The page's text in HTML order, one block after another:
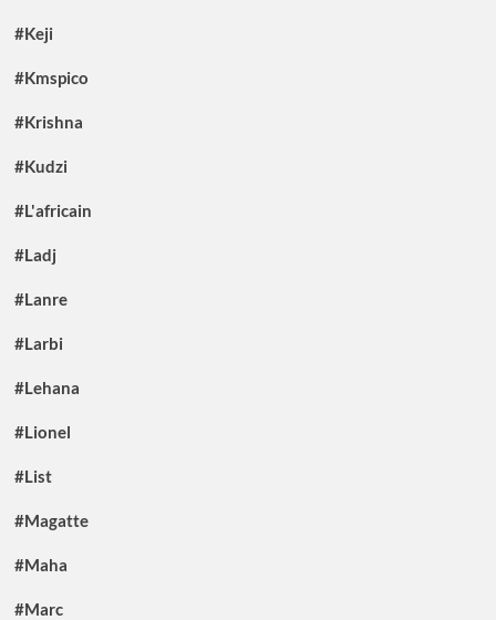
#Keji
#Kmspico
#Krishna
#Kudzi
#L'africain
#Ladj
#Lanre
#Larbi
#Lehana
#Lionel
#List
#Magatte
#Maha
#Marc